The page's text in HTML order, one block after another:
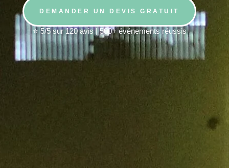
DEMANDER UN DEVIS GRATUIT
⭐ 5/5 sur 120 avis | 500+ événements réussis